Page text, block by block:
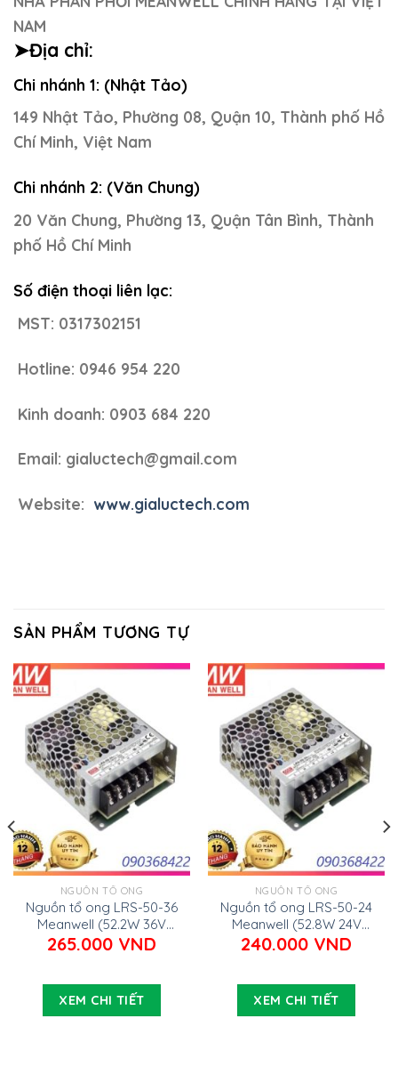
NAM
➤Địa chỉ:
Chi nhánh 1: (Nhật Tảo)
149 Nhật Tảo, Phường 08, Quận 10, Thành phố Hồ
Chí Minh, Việt Nam
Chi nhánh 2: (Văn Chung)
20 Văn Chung, Phường 13, Quận Tân Bình, Thành
phố Hồ Chí Minh
Số điện thoại liên lạc:
MST: 0317302151
Hotline: 0946 954 220
Kinh doanh: 0903 684 220
Email: gialuctech@gmail.com
Website: www.gialuctech.com
SẢN PHẨM TƯƠNG TỰ
NGUỒN TỔ ONG
Nguồn tổ ong LRS-50-36
Meanwell (52.2W 36V
1.45A)
265.000 VND
XEM CHI TIẾT
NGUỒN TỔ ONG
Nguồn tổ ong LRS-50-24
Meanwell (52.8W 24V
2.2A)
240.000 VND
XEM CHI TIẾT